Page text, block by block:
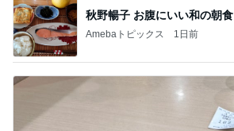
秋野暢子 お腹にいい和の朝食
Amebaトピックス 1日前